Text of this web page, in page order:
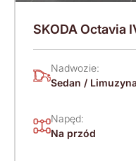
SKODA Octavia
(2026)
Nadwozie:
Sedan / Limuzyna
Napęd:
Na przód